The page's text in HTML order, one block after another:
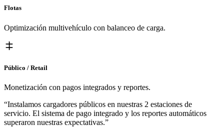
Flotas
Optimización multivehículo con balanceo de carga.
Público / Retail
Monetización con pagos integrados y reportes.
“Instalamos cargadores públicos en nuestras 2 estaciones de
servicio. El sistema de pago integrado y los reportes automáticos
superaron nuestras expectativas.”